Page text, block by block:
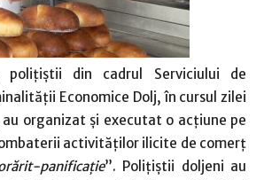
poliţiştii din cadrul Serviciului de
Economice Dolj, în cursul zilei
au organizat şi executat o acţiune pe
activităţilor ilicite de comerţ
panificaţie”. Poliţiştii doljeni au